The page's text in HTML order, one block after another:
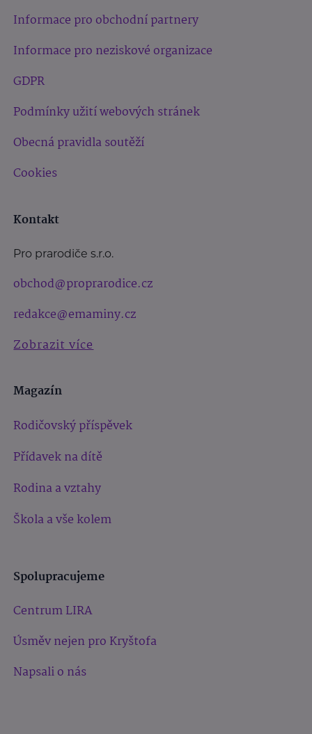
Informace pro obchodní partnery
Informace pro neziskové organizace
GDPR
Podmínky užití webových stránek
Obecná pravidla soutěží
Cookies
Kontakt
Pro prarodiče s.r.o.
obchod@proprarodice.cz
redakce@emaminy.cz
Zobrazit více
Magazín
Rodičovský příspěvek
Přídavek na dítě
Rodina a vztahy
Škola a vše kolem
Spolupracujeme
Centrum LIRA
Úsměv nejen pro Kryštofa
Napsali o nás